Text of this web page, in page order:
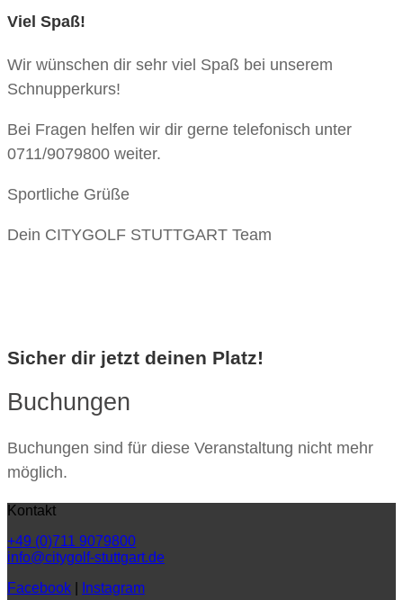
Viel Spaß!
Wir wünschen dir sehr viel Spaß bei unserem
Schnupperkurs!
Bei Fragen helfen wir dir gerne telefonisch unter
0711/9079800 weiter.
Sportliche Grüße
Dein CITYGOLF STUTTGART Team
Sicher dir jetzt deinen Platz!
Buchungen
Buchungen sind für diese Veranstaltung nicht mehr
möglich.
Kontakt
+49 (0)711 9079800
info@citygolf-stuttgart.de
Facebook
Instagram